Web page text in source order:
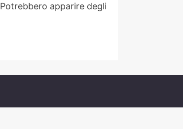
apparire degli